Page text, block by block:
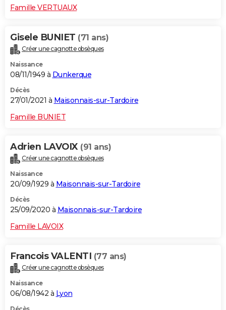
Famille VERTUAUX
Gisele BUNIET (71 ans)
Créer une cagnotte obsèques
Naissance
08/11/1949 à Dunkerque
Décès
27/01/2021 à Maisonnais-sur-Tardoire
Famille BUNIET
Adrien LAVOIX (91 ans)
Créer une cagnotte obsèques
Naissance
20/09/1929 à Maisonnais-sur-Tardoire
Décès
25/09/2020 à Maisonnais-sur-Tardoire
Famille LAVOIX
Francois VALENTI (77 ans)
Créer une cagnotte obsèques
Naissance
06/08/1942 à Lyon